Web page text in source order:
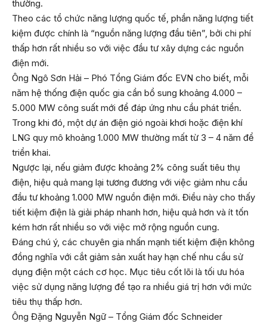
thường.
Theo các tổ chức năng lượng quốc tế, phần năng lượng tiết
kiệm được chính là “nguồn năng lượng đầu tiên”, bởi chi phí
thấp hơn rất nhiều so với việc đầu tư xây dựng các nguồn
điện mới.
Ông Ngô Sơn Hải – Phó Tổng Giám đốc EVN cho biết, mỗi
năm hệ thống điện quốc gia cần bổ sung khoảng 4.000 –
5.000 MW công suất mới để đáp ứng nhu cầu phát triển.
Trong khi đó, một dự án điện gió ngoài khơi hoặc điện khí
LNG quy mô khoảng 1.000 MW thường mất từ 3 – 4 năm để
triển khai.
Ngược lại, nếu giảm được khoảng 2% công suất tiêu thụ
điện, hiệu quả mang lại tương đương với việc giảm nhu cầu
đầu tư khoảng 1.000 MW nguồn điện mới. Điều này cho thấy
tiết kiệm điện là giải pháp nhanh hơn, hiệu quả hơn và ít tốn
kém hơn rất nhiều so với việc mở rộng nguồn cung.
Đáng chú ý, các chuyên gia nhấn mạnh tiết kiệm điện không
đồng nghĩa với cắt giảm sản xuất hay hạn chế nhu cầu sử
dụng điện một cách cơ học. Mục tiêu cốt lõi là tối ưu hóa
việc sử dụng năng lượng để tạo ra nhiều giá trị hơn với mức
tiêu thụ thấp hơn.
Ông Đặng Nguyễn Ngữ – Tổng Giám đốc Schneider